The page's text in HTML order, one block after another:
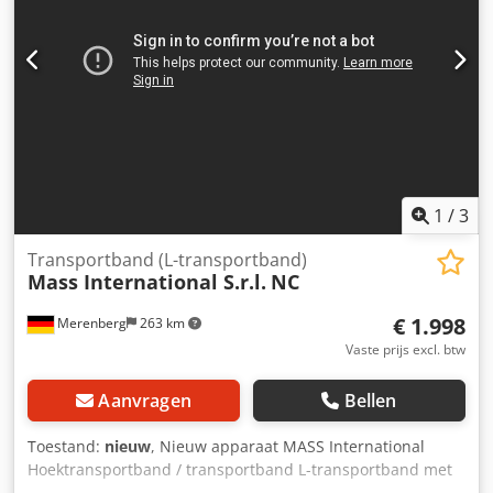
CE-gecertificeerd.
1 /3
Merenberg 263 km
Transportband (L-transportband)
Mass International S.r.l. NC
€ 1.998
Vaste prijs excl. btw
Aanvragen Bellen
Toestand: nieuw, Nieuw apparaat MASS International
Hoektransportband / transportband L-transportband met